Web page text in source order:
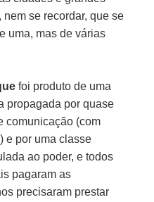
se recordar, que se
uma, mas de várias
foi produto de uma
propagada por quase
comunicação (com
e por uma classe
ao poder, e todos
pagaram as
precisaram prestar